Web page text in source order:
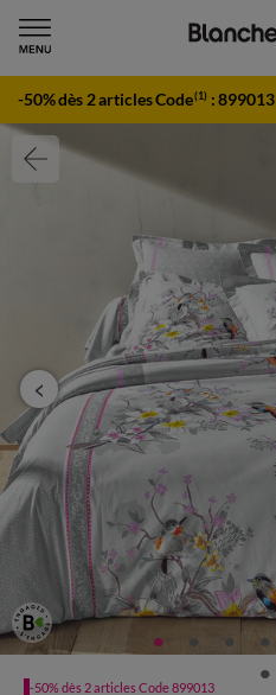
-50% dès 2 articles Code(1) :899013
-50% dès 2 articles Code 899013